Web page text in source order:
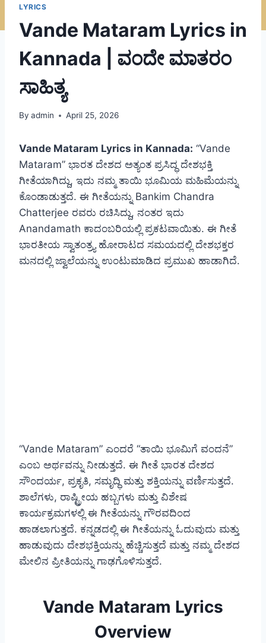
LYRICS
Vande Mataram Lyrics in
Kannada | ವಂದೇ ಮಾತರಂ
ಸಾಹಿತ್ಯ
By admin April 25, 2026
Vande Mataram Lyrics in Kannada: “Vande
Mataram” ಭಾರತ ದೇಶದ ಅತ್ಯಂತ ಪ್ರಸಿದ್ಧ ದೇಶಭಕ್ತಿ
ಗೀತೆಯಾಗಿದ್ದು, ಇದು ನಮ್ಮ ತಾಯಿ ಭೂಮಿಯ ಮಹಿಮೆಯನ್ನು
ಕೊಂಡಾಡುತ್ತದೆ. ಈ ಗೀತೆಯನ್ನು Bankim Chandra
Chatterjee ರವರು ರಚಿಸಿದ್ದು, ನಂತರ ಇದು
Anandamath ಕಾದಂಬರಿಯಲ್ಲಿ ಪ್ರಕಟವಾಯಿತು. ಈ ಗೀತೆ
ಭಾರತೀಯ ಸ್ವಾತಂತ್ರ್ಯ ಹೋರಾಟದ ಸಮಯದಲ್ಲಿ ದೇಶಭಕ್ತರ
ಮನದಲ್ಲಿ ಜ್ವಾಲೆಯನ್ನು ಉಂಟುಮಾಡಿದ ಪ್ರಮುಖ ಹಾಡಾಗಿದೆ.
“Vande Mataram” ಎಂದರೆ “ತಾಯಿ ಭೂಮಿಗೆ ವಂದನೆ”
ಎಂಬ ಅರ್ಥವನ್ನು ನೀಡುತ್ತದೆ. ಈ ಗೀತೆ ಭಾರತ ದೇಶದ
ಸೌಂದರ್ಯ, ಪ್ರಕೃತಿ, ಸಮೃದ್ಧಿ ಮತ್ತು ಶಕ್ತಿಯನ್ನು ವರ್ಣಿಸುತ್ತದೆ.
ಶಾಲೆಗಳು, ರಾಷ್ಟ್ರೀಯ ಹಬ್ಬಗಳು ಮತ್ತು ವಿಶೇಷ
ಕಾರ್ಯಕ್ರಮಗಳಲ್ಲಿ ಈ ಗೀತೆಯನ್ನು ಗೌರವದಿಂದ
ಹಾಡಲಾಗುತ್ತದೆ. ಕನ್ನಡದಲ್ಲಿ ಈ ಗೀತೆಯನ್ನು ಓದುವುದು ಮತ್ತು
ಹಾಡುವುದು ದೇಶಭಕ್ತಿಯನ್ನು ಹೆಚ್ಚಿಸುತ್ತದೆ ಮತ್ತು ನಮ್ಮ ದೇಶದ
ಮೇಲಿನ ಪ್ರೀತಿಯನ್ನು ಗಾಢಗೊಳಿಸುತ್ತದೆ.
Vande Mataram Lyrics
Overview